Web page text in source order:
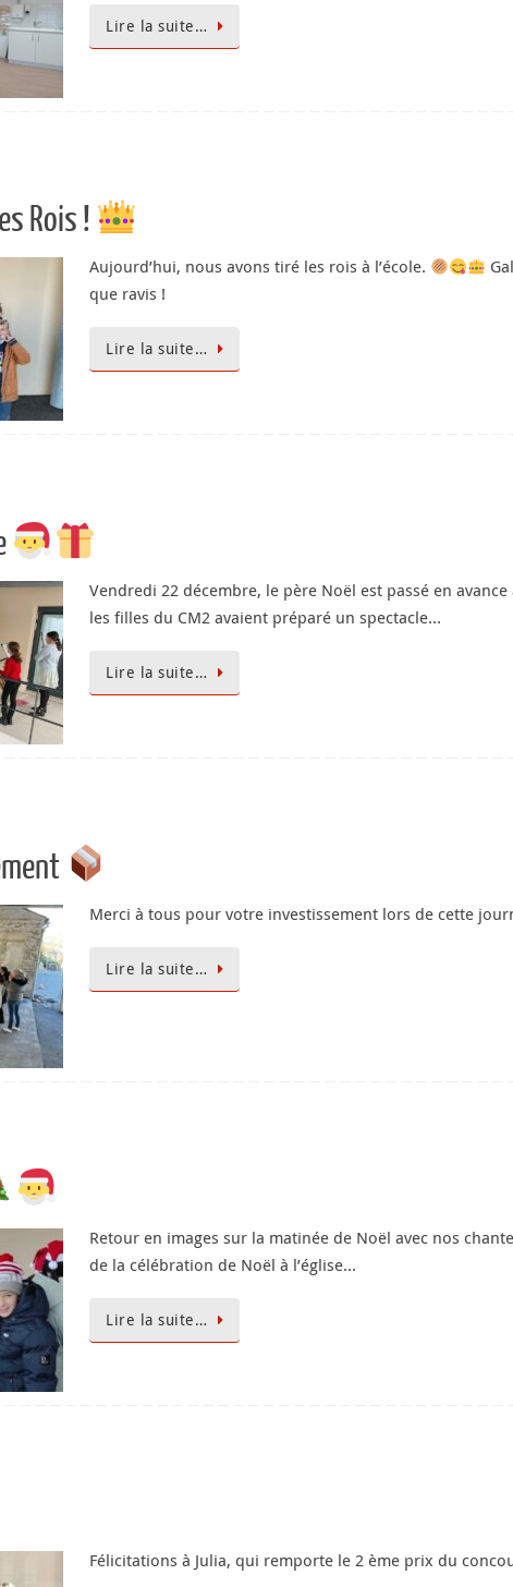
Lire la suite…
Rois !
Aujourd’hui, nous avons tiré les rois à l’école.
que ravis !
Lire la suite…
Vendredi 22 décembre, le père Noël est passé en
les filles du CM2 avaient préparé un spectacle…
Lire la suite…
Merci à tous pour votre investissement lors de cette
Lire la suite…
Retour en images sur la matinée de Noël avec nos
de la célébration de Noël à l’église…
Lire la suite…
Félicitations à Julia, qui remporte le 2 ème prix du